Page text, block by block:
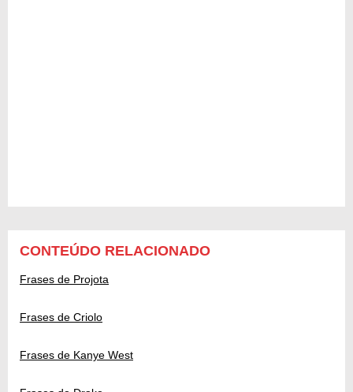
CONTEÚDO RELACIONADO
Frases de Projota
Frases de Criolo
Frases de Kanye West